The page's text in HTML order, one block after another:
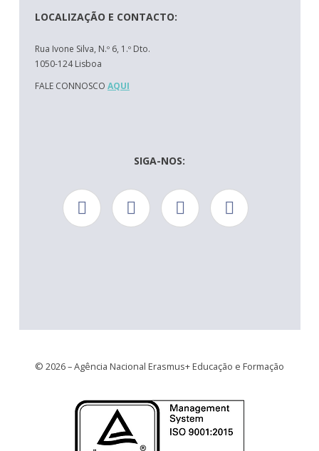
LOCALIZAÇÃO E CONTACTO:
Rua Ivone Silva, N.º 6, 1.º Dto.
1050-124 Lisboa
FALE CONNOSCO AQUI
SIGA-NOS:
© 2026 – Agência Nacional Erasmus+ Educação e Formação